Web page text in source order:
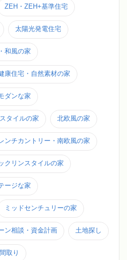
ZEH・ZEH+基準住宅
太陽光発電住宅
和風の家
康住宅・自然素材の家
ダンな家
タイルの家 北欧風の家
ンチカントリー・南欧風の家
クリンスタイルの家
ージな家
ミッドセンチュリーの家
ン相談・資金計画 土地探し
取り